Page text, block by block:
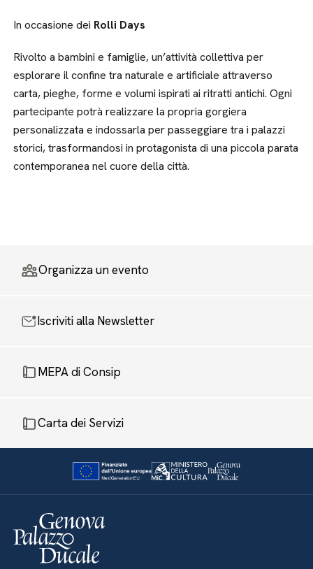
In occasione dei Rolli Days
Rivolto a bambini e famiglie, un’attività collettiva per
esplorare il confine tra naturale e artificiale attraverso
carta, pieghe, forme e volumi ispirati ai ritratti antichi. Ogni
partecipante potrà realizzare la propria gorgiera
personalizzata e indossarla per passeggiare tra i palazzi
storici, trasformandosi in protagonista di una piccola parata
contemporanea nel cuore della città.
Organizza un evento
Iscriviti alla Newsletter
MEPA di Consip
Carta dei Servizi